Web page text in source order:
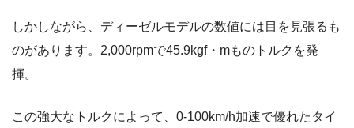
しかしながら、ディーゼルモデルの数値には目を見張るも
のがあります。2,000rpmで45.9kgf・mものトルクを発
揮。
この強大なトルクによって、0-100km/h加速で優れたタイ